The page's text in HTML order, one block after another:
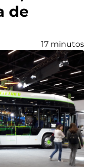
de
17 minutos